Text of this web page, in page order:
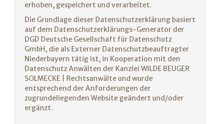
erhoben, gespeichert und verarbeitet.
Die Grundlage dieser Datenschutzerklärung basiert
auf dem Datenschutzerklärungs-Generator der
DGD Deutsche Gesellschaft für Datenschutz
GmbH, die als Externer Datenschutzbeauftragter
Niederbayern tätig ist, in Kooperation mit den
Datenschutz Anwälten der Kanzlei WILDE BEUGER
SOLMECKE | Rechtsanwälte und wurde
entsprechend der Anforderungen der
zugrundeliegenden Website geändert und/oder
ergänzt.